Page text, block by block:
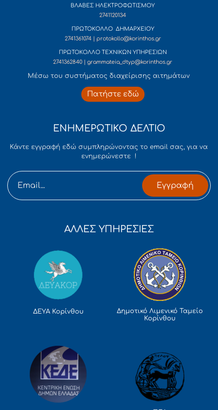
ΒΛΑΒΕΣ ΗΛΕΚΤΡΟΦΩΤΙΣΜΟΥ
2741120134
ΠΡΩΤΟΚΟΛΛΟ ΔΗΜΑΡΧΕΙΟΥ
2741361074 | protokollo@korinthos.gr
ΠΡΩΤΟΚΟΛΛΟ ΤΕΧΝΙΚΩΝ ΥΠΗΡΕΣΙΩΝ
2741362840 | grammateia_dtyp@korinthos.gr
Mέσω του συστήματος διαχείρισης αιτημάτων
Πατήστε εδώ
ΕΝΗΜΕΡΩΤΙΚΟ ΔΕΛΤΙΟ
Κάντε εγγραφή εδώ συμπληρώνοντας το email σας, για να
ενημερώνεστε !
Εγγραφή
ΑΛΛΕΣ ΥΠΗΡΕΣΙΕΣ
ΔΕΥΑ Κορίνθου
Δημοτικό Λιμενικό Ταμείο
Κορίνθου